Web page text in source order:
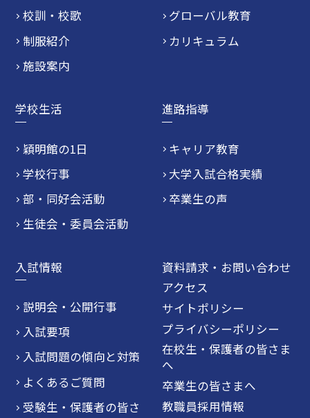
校訓・校歌
制服紹介
施設案内
グローバル教育
カリキュラム
学校生活
穎明館の1日
学校行事
部・同好会活動
生徒会・委員会活動
進路指導
キャリア教育
大学入試合格実績
卒業生の声
入試情報
説明会・公開行事
入試要項
入試問題の傾向と対策
よくあるご質問
受験生・保護者の皆さ
資料請求・お問い合わせ
アクセス
サイトポリシー
プライバシーポリシー
在校生・保護者の皆さま
へ
卒業生の皆さまへ
教職員採用情報